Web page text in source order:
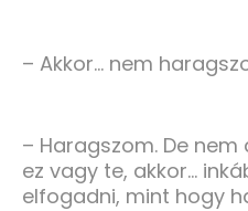
– Akkor… nem
– Haragszom. De nem
ez vagy te, akkor…
elfogadni, mint hogy